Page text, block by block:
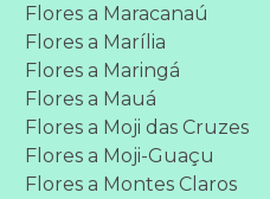
Flores a Maracanaú
Flores a Marília
Flores a Maringá
Flores a Mauá
Flores a Moji das Cruzes
Flores a Moji-Guaçu
Flores a Montes Claros